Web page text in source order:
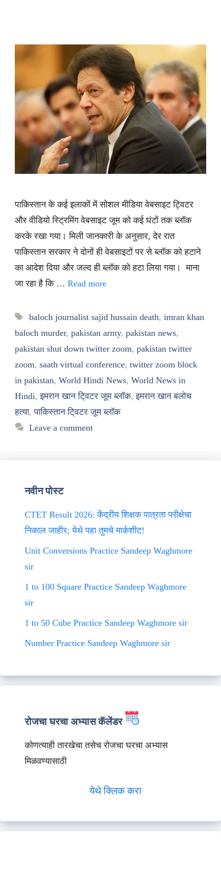
पाकिस्तान के कई इलाकों में सोशल मीडिया वेबसाइट ट्विटर
और वीडियो स्ट्रिमिंग वेबसाइट जूम को कई घंटों तक ब्लॉक
करके रखा गया। मिली जानकारी के अनुसार, देर रात
पाकिस्तान सरकार ने दोनों ही वेबसाइटों पर से ब्लॉक को हटाने
का आदेश दिया और जल्द ही ब्लॉक को हटा लिया गया। माना
जा रहा है कि … Read more
Tags
baloch journalist sajid hussain death, imran khan
baloch murder, pakistan army, pakistan news,
pakistan shut down twitter zoom, pakistan twitter
zoom, saath virtual conference, twitter zoom block
in pakistan, World Hindi News, World News in
Hindi,इमरान खान टि्वटर जूम ब्लॉक,इमरान खान बलोच
हत्या,पाकिस्तान टि्वटर जूम ब्लॉक
Leave a comment
नवीन पोस्ट
CTET Result 2026: केंद्रीय शिक्षक पात्रता परीक्षेचा
निकाल जाहीर; येथे पहा तुमचे मार्कशीट!
Unit Conversions Practice Sandeep Waghmore
sir
1 to 100 Square Practice Sandeep Waghmore
sir
1 to 50 Cube Practice Sandeep Waghmore sir
Number Practice Sandeep Waghmore sir
रोजचा घरचा अभ्यास कॅलेंडर
कोणत्याही तारखेचा तसेच रोजचा घरचा अभ्यास
मिळवण्यासाठी
येथे क्लिक करा